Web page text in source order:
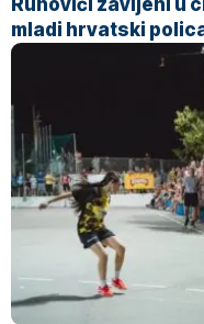
Runovići zavijeni u
mladi hrvatski